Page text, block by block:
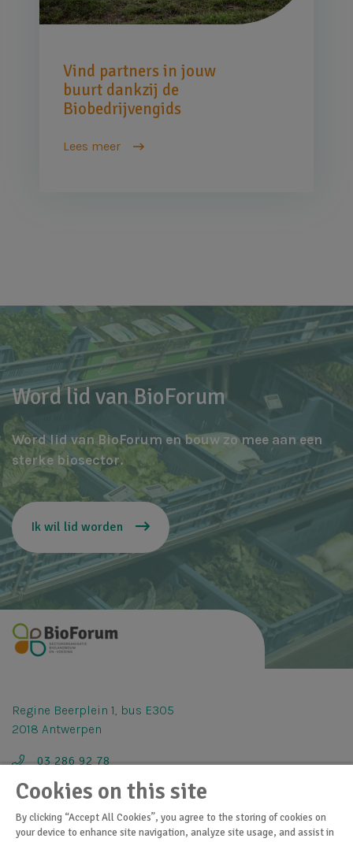
Vind partners in jouw
buurt dankzij de
Biobedrijvengids
Lees meer
Word lid van BioForum
Word lid van BioForum en bouw zo mee aan een
sterke biosector.
Ik wil lid worden
Regine Beerplein 1, bus E305
2018 Antwerpen
03 286 92 78
info@bioforum.be
Cookies on this site
By clicking “Accept All Cookies”, you agree to the storing of cookies on
your device to enhance site navigation, analyze site usage, and assist in